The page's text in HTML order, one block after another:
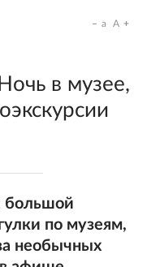
a A
в музее,
большой
по музеям,
необычных